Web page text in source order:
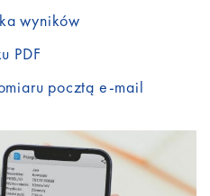
wyników
PDF
pocztą e-mail